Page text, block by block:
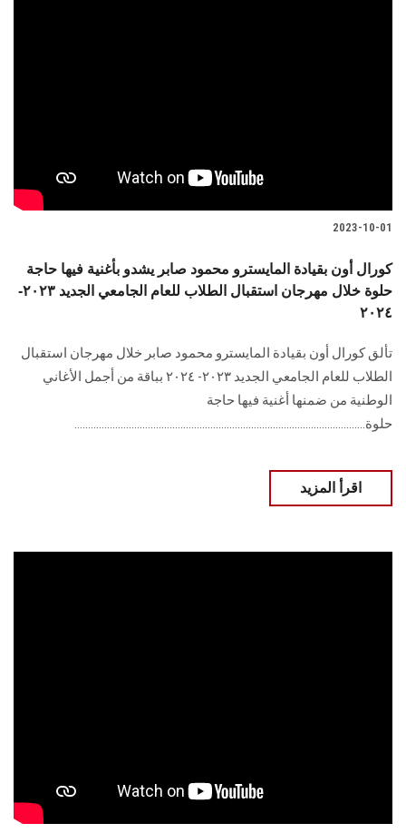
2023-10-01
كورال أون بقيادة المايسترو محمود صابر يشدو بأغنية فيها حاجة
حلوة خلال مهرجان استقبال الطلاب للعام الجامعي الجديد ٢٠٢٣-
٢٠٢٤
تألق كورال أون بقيادة المايسترو محمود صابر خلال مهرجان استقبال
الطلاب للعام الجامعي الجديد ٢٠٢٣- ٢٠٢٤ بباقة من أجمل الأغاني
الوطنية من ضمنها أغنية فيها حاجة
حلوة...........................................................................................................
اقرأ المزيد